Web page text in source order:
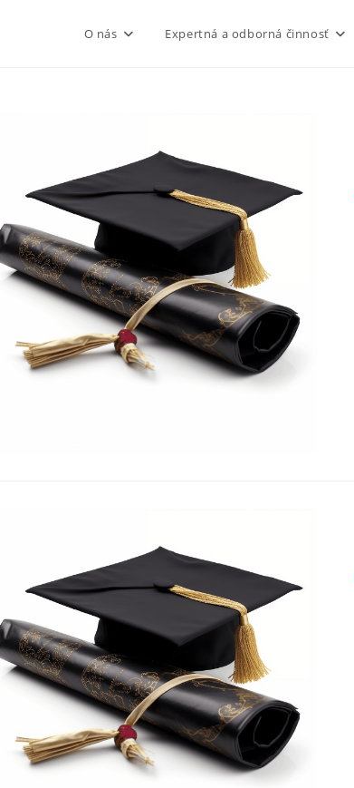
O nás Expertná a odborná činnosť